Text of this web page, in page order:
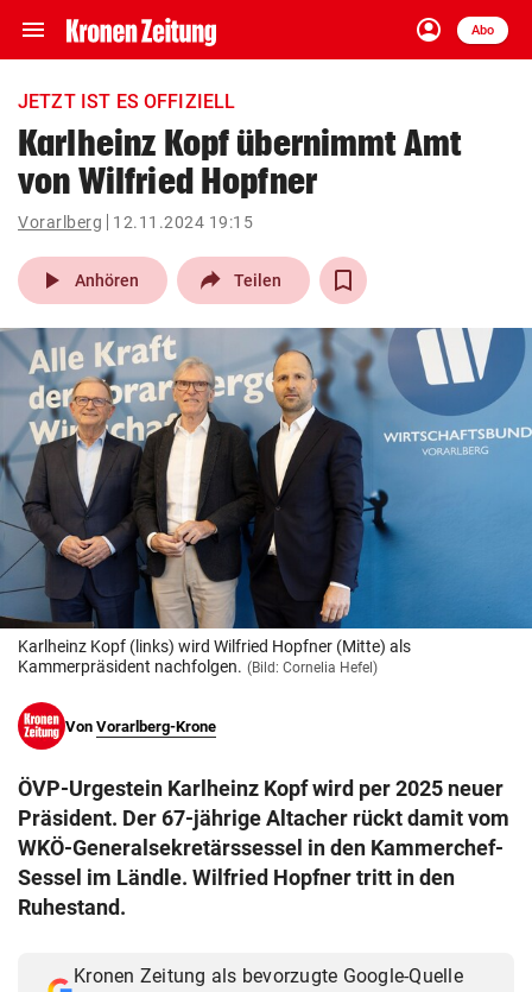
menu Navigation
ein-/ausklappen
account_circle
Anmelden
Abo
close Schließen
account_circle Anmelden
pin_drop
Wien arrow_right
bookmark
search
Suchbegriff
eingeben
© Krone Multimedia GmbH & Co KG 2026
Muthgasse 2, 1190 Wien
JETZT IST ES OFFIZIELL
Karlheinz Kopf übernimmt Amt
von Wilfried Hopfner
Vorarlberg 12.11.2024 19:15
play_arrow Anhören Teilen
Karlheinz Kopf (links) wird Wilfried Hopfner (Mitte) als
Kammerpräsident nachfolgen. (Bild: Cornelia Hefel)
Von Vorarlberg-Krone
ÖVP-Urgestein Karlheinz Kopf wird per 2025 neuer
Präsident. Der 67-jährige Altacher rückt damit vom
WKÖ-Generalsekretärssessel in den Kammerchef-
Sessel im Ländle. Wilfried Hopfner tritt in den
Ruhestand.
Kronen Zeitung als bevorzugte Google-Quelle